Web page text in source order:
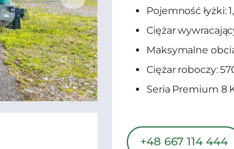
Pojemność łyżki:
Ciężar
Maksymalne
Ciężar roboczy:
Seria Premium 8
+48 667 114 444